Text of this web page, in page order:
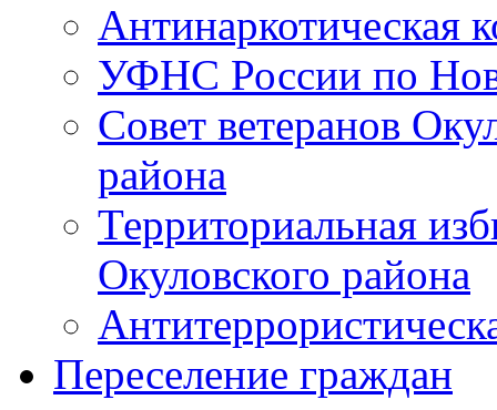
Антинаркотическая
УФНС России по
Совет ветеранов
района
Территориальная
Окуловского района
Переселение граждан